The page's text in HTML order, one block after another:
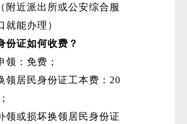
附近派出所或公安综合服
就能办理）
份证如何收费？
领：免费；
领居民身份证工本费：20
领或损坏换领居民身份证